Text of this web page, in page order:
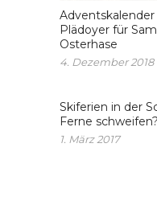
Plädoyer für
Osterhase
4. Dezember 2018
Skiferien in der
Ferne schweifen?
1. März 2017